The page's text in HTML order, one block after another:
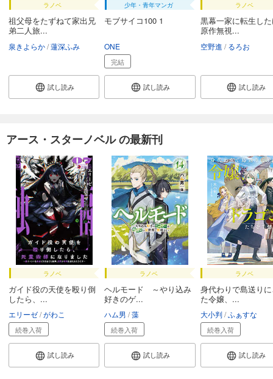
ラノベ
祖父母をたずねて家出兄
弟二人旅...
泉きよらか 蓮深ふみ
試し読み
少年・青年マンガ
モブサイコ100 1
ONE
完結
試し読み
ラノベ
黒幕一家に転生し
原作無視...
空野進 るろお
試し読み
アース・スターノベル の最新刊
ラノベ
ガイド役の天使を殴り倒
したら、...
エリーゼ がわこ
続巻入荷
試し読み
ラノベ
ヘルモード ～やり込み
好きのゲ...
ハム男 藻
続巻入荷
試し読み
ラノベ
身代わりで島送り
た令嬢、...
大小判 ふぁすな
続巻入荷
試し読み